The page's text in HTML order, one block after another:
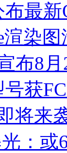
最
染
布8
获
将来
：或